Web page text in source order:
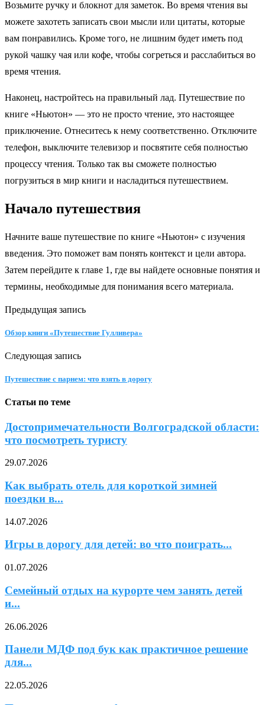
Возьмите ручку и блокнот для заметок. Во время чтения вы
можете захотеть записать свои мысли или цитаты, которые
вам понравились. Кроме того, не лишним будет иметь под
рукой чашку чая или кофе, чтобы согреться и расслабиться во
время чтения.
Наконец, настройтесь на правильный лад. Путешествие по
книге «Ньютон» — это не просто чтение, это настоящее
приключение. Отнеситесь к нему соответственно. Отключите
телефон, выключите телевизор и посвятите себя полностью
процессу чтения. Только так вы сможете полностью
погрузиться в мир книги и насладиться путешествием.
Начало путешествия
Начните ваше путешествие по книге «Ньютон» с изучения
введения. Это поможет вам понять контекст и цели автора.
Затем перейдите к главе 1, где вы найдете основные понятия и
термины, необходимые для понимания всего материала.
Предыдущая запись
Обзор книги «Путешествие Гулливера»
Следующая запись
Путешествие с парнем: что взять в дорогу
Статьи по теме
Достопримечательности Волгоградской области:
что посмотреть туристу
29.07.2026
Как выбрать отель для короткой зимней
поездки в...
14.07.2026
Игры в дорогу для детей: во что поиграть...
01.07.2026
Семейный отдых на курорте чем занять детей
и...
26.06.2026
Панели МДФ под бук как практичное решение
для...
22.05.2026